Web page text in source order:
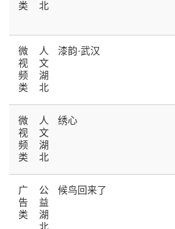
类
北
微
视
频
类
人
文
湖
北
漆韵·武汉
微
视
频
类
人
文
湖
北
绣心
广
告
类
公
益
湖
北
候鸟回来了